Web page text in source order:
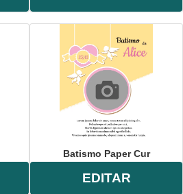
Batismo Paper Cur
EDITAR